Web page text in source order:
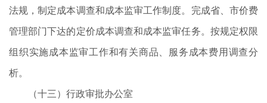
法规，制定成本调查和成本监审工作制度。完成省、市价费
管理部门下达的定价成本调查和成本监审任务。按规定权限
组织实施成本监审工作和有关商品、服务成本费用调查分
析。
（十三）行政审批办公室